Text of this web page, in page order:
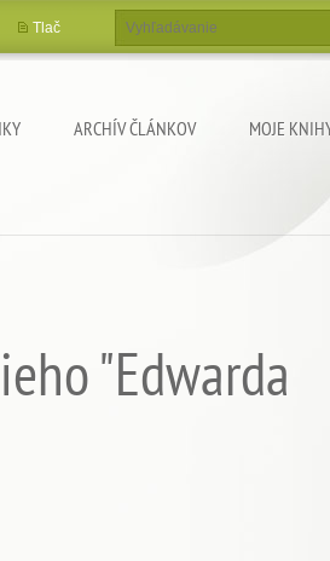
ARCHÍV ČLÁNKOV
MOJE
Tlač
"Edwarda